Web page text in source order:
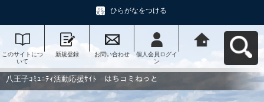
ひらがなをつける
このサイトにつ
いて
新規登録 お問い合わせ
個人会員ログイ
ン
動応援ｻｲﾄ はち
コミねっとへ戻
八王子ｺﾐｭﾆﾃｨ活動応援ｻｲﾄ はちコミねっと